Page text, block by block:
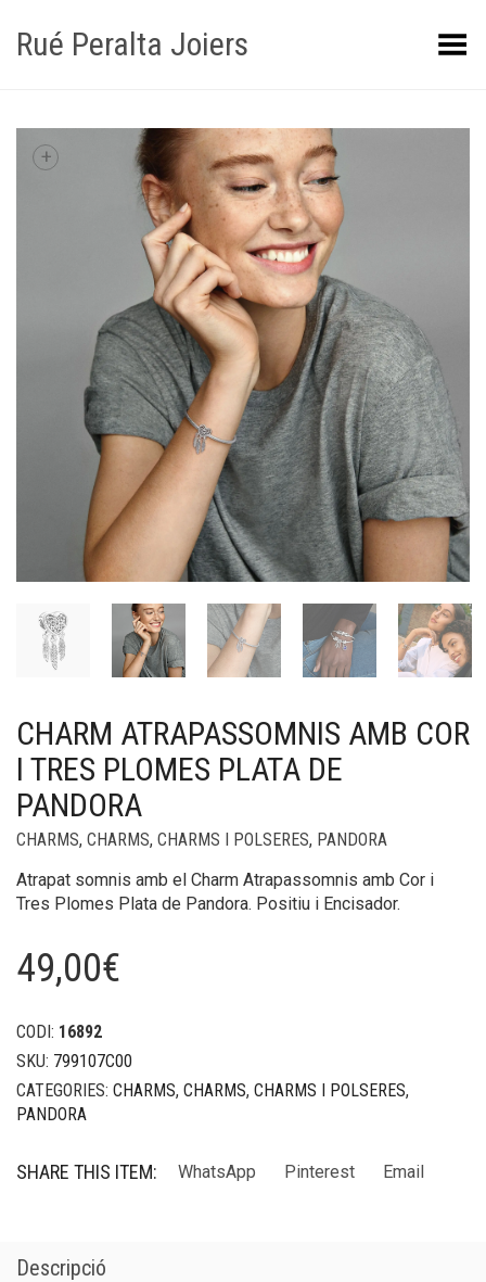
Rué Peralta Joiers Obrir/tancar el menú
+
CHARM ATRAPASSOMNIS AMB COR
I TRES PLOMES PLATA DE
PANDORA
CHARMS, CHARMS, CHARMS I POLSERES, PANDORA
Atrapat somnis amb el Charm Atrapassomnis amb Cor i
Tres Plomes Plata de Pandora. Positiu i Encisador.
49,00€
CODI: 16892
SKU: 799107C00
CATEGORIES: CHARMS, CHARMS, CHARMS I POLSERES,
PANDORA
SHARE THIS ITEM: WhatsApp Pinterest Email
Descripció